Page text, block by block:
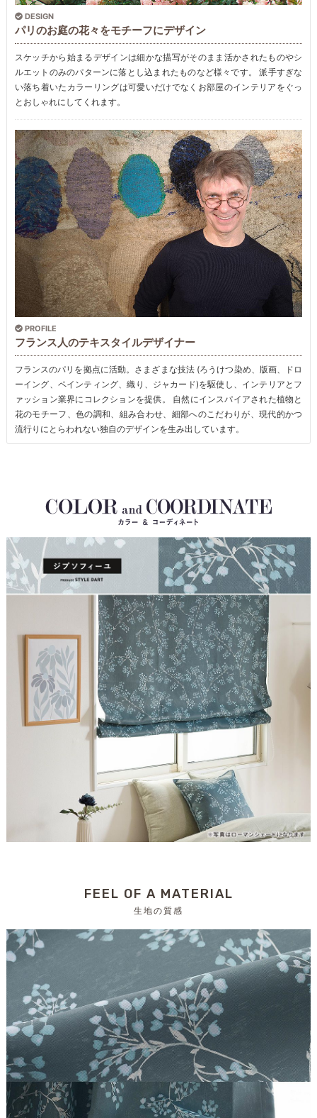
DESIGN
パリのお庭の花々をモチーフにデザイン
スケッチから始まるデザインは細かな描写がそのまま活かされたものやシ
ルエットのみのパターンに落とし込まれたものなど様々です。 派手すぎな
い落ち着いたカラーリングは可愛いだけでなくお部屋のインテリアをぐっ
とおしゃれにしてくれます。
PROFILE
フランス人のテキスタイルデザイナー
フランスのパリを拠点に活動。さまざまな技法 (ろうけつ染め、版画、ドロ
ーイング、ペインティング、織り、ジャカード)を駆使し、インテリアとフ
ァッション業界にコレクションを提供。 自然にインスパイアされた植物と
花のモチーフ、色の調和、組み合わせ、細部へのこだわりが、現代的かつ
流行りにとらわれない独自のデザインを生み出しています。
FEEL OF A MATERIAL
生地の質感